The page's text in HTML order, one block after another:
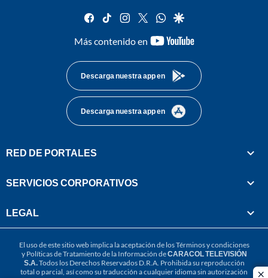
facebook
tiktok instagram
twitterwhatsapp
google
Más contenido en
youtube-
Descarga nuestra app en
Descarga nuestra app en
RED DE PORTALES
SERVICIOS CORPORATIVOS
LEGAL
El uso de este sitio web implica la aceptación de losTérminos y condiciones
y Políticas de Tratamiento de la Información deCARACOL TELEVISIÓN
S.A.Todos los Derechos Reservados D.R.A. Prohibida su reproducción
total o parcial, así como su traducción a cualquier idioma sin autorización